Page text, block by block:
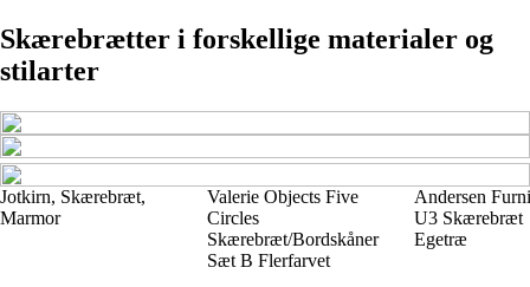
Skærebrætter i forskellige materialer og
stilarter
Jotkirn, Skærebræt,
Marmor
Valerie Objects Five
Circles
Skærebræt/Bordskåner
Sæt B Flerfarvet
Andersen
U3 Skærebræt
Egetræ